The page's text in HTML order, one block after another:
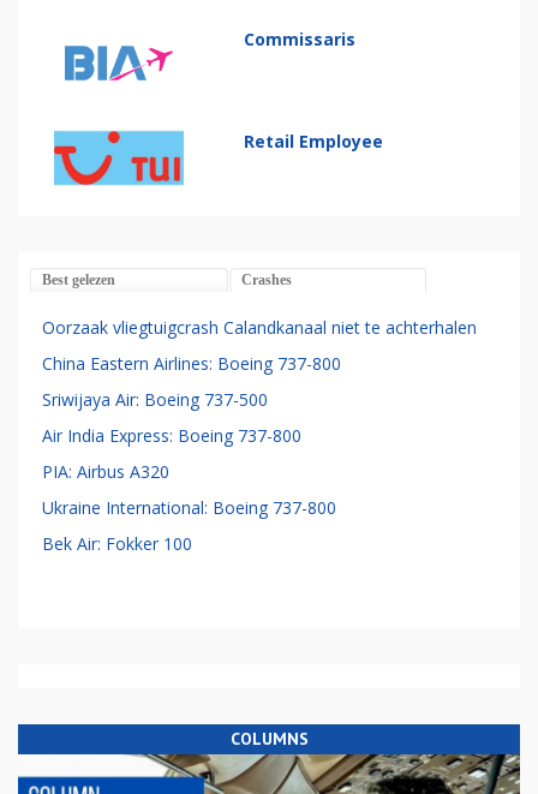
Commissaris
Retail Employee
Best gelezen Crashes
Oorzaak vliegtuigcrash Calandkanaal niet te achterhalen
China Eastern Airlines: Boeing 737-800
Sriwijaya Air: Boeing 737-500
Air India Express: Boeing 737-800
PIA: Airbus A320
Ukraine International: Boeing 737-800
Bek Air: Fokker 100
COLUMNS